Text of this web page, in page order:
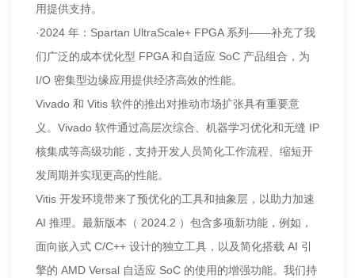
用提供支持。
·2024 年：Spartan UltraScale+ FPGA 系列——补充了我
们广泛的成本优化型 FPGA 和自适应 SoC 产品组合，为
I/O 密集型边缘应用提供经济高效的性能。
Vivado 和 Vitis 软件的推出对推动市场扩张具有重要意
义。Vivado 软件通过高层次综合、机器学习优化和无缝 IP
核集成等高级功能，支持开发人员简化工作流程、缩短开
发周期并实现更高的性能。
Vitis 开发环境带来了预优化的工具和抽象层，以助力加速
AI 推理。最新版本（ 2024.2 ）包含多项新功能，例如，
面向嵌入式 C/C++ 设计的独立工具，以及简化搭载 AI 引
擎的 AMD Versal 自适应 SoC 的使用的增强功能。我们持